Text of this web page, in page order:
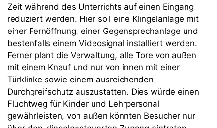
Zeit während des Unterrichts auf einen Eingang
reduziert werden. Hier soll eine Klingelanlage mit
einer Fernöffnung, einer Gegensprechanlage und
bestenfalls einem Videosignal installiert werden.
Ferner plant die Verwaltung, alle Tore von außen
mit einem Knauf und nur von innen mit einer
Türklinke sowie einem ausreichenden
Durchgreifschutz auszustatten. Dies würde einen
Fluchtweg für Kinder und Lehrpersonal
gewährleisten, von außen könnten Besucher nur